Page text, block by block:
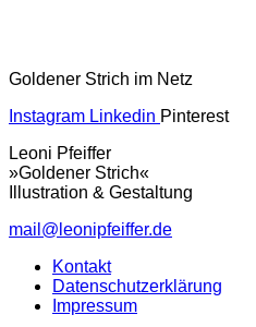
Goldener Strich im Netz
Instagram Linkedin Pinterest
Leoni Pfeiffer
»Goldener Strich«
Illustration & Gestaltung
mail@leonipfeiffer.de
Kontakt
Datenschutzerklärung
Impressum